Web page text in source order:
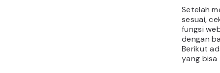
Setelah
sesuai,
fungsi
dengan
Berikut
yang bisa